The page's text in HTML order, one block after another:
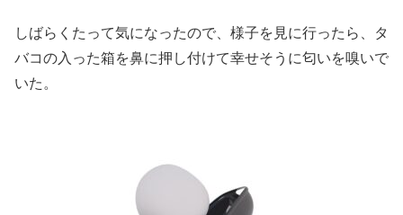
しばらくたって気になったので、様子を見に行ったら、タ
バコの入った箱を鼻に押し付けて幸せそうに匂いを嗅いで
いた。